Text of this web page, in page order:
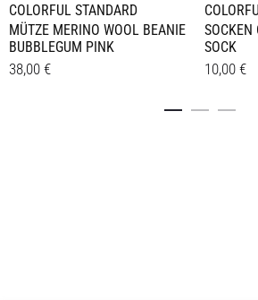
COLORFUL STANDARD
MÜTZE MERINO WOOL BEANIE
BUBBLEGUM PINK
38,00 €
SOCKEN
SOCK
10,00 €